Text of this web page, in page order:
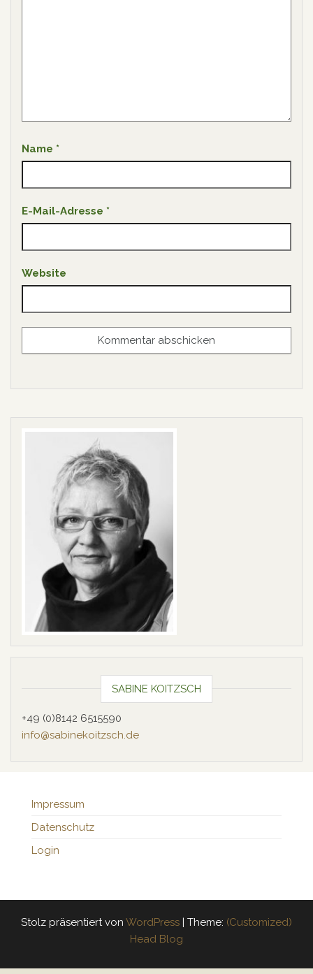
Name *
E-Mail-Adresse *
Website
SABINE KOITZSCH
+49 (0)8142 6515590
info@sabinekoitzsch.de
Impressum
Datenschutz
Login
Stolz präsentiert von WordPress Theme: (Customized)
Head Blog